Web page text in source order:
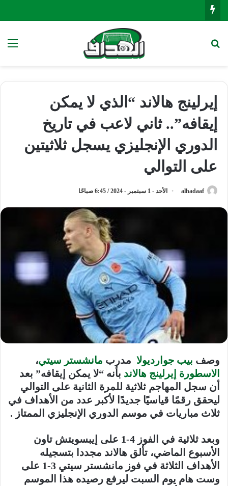
إيرلينج هالاند “الذي لا يمكن
إيقافه”.. ثاني لاعب في تاريخ
الدوري الإنجليزي يسجل ثلاثيتين
على التوالي
alhadaaf الأحد - 1 سبتمبر - 2024 / 6:45 صباحًا
وصف بيب جوارديولا مدرب مانشستر سيتي،
الاسطورة إيرلينج هالاند بأنه “لا يمكن إيقافه” بعد
أن سجل المهاجم ثلاثية للمرة الثانية على التوالي
ليحقق رقمًا قياسيًا جديدًا لأكبر عدد من الأهداف في
ثلاث مباريات في موسم الدوري الإنجليزي الممتاز .
وبعد ثلاثية في الفوز 4-1 على إيبسويتش تاون
الأسبوع الماضي، تألق هالاند مجددا بتسجيله
الأهداف الثلاثة في فوز مانشستر سيتي 3-1 على
وست هام يوم السبت ليرفع رصيده هذا الموسم